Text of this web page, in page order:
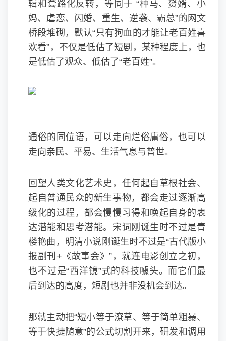
辑和套路化反转，等同于 “种马、赘婿、小
妈、虐恋、闪婚、重生、逆袭、霸总”的网文
桥段堆砌，默认“只有狗血的才能让老百姓喜
欢看”，不仅是低估了短剧，某种程度上，也
是低估了观众、低估了“老百姓”。
通俗的同位语，可以走向烂俗庸俗，也可以
走向亲民、平易、生活气息与普世。
回望人类文化艺术史，任何起自草根社会、
起自普通民众的新生事物，都会走过逐渐高
级化的过程，都会慢慢习得和唤起自身的表
达潜能和思考潜能。宋词刚诞生时不过是青
楼艳曲，明清小说刚诞生时不过是“古代版小
报副刊+《故事会》”，就连电影创立之初，
也不过是“西洋镜”式的科技噱头。而它们最
后到达的高度，短剧也并非没机会到达。
那就主动把“短小等于潦草、等于简单粗暴、
等于快捷随意”的公式切割开来，研发和调用